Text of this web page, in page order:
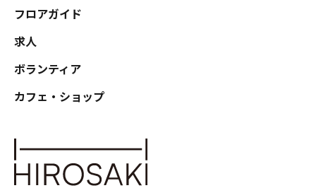
フロアガイド
求人
ボランティア
カフェ・ショップ